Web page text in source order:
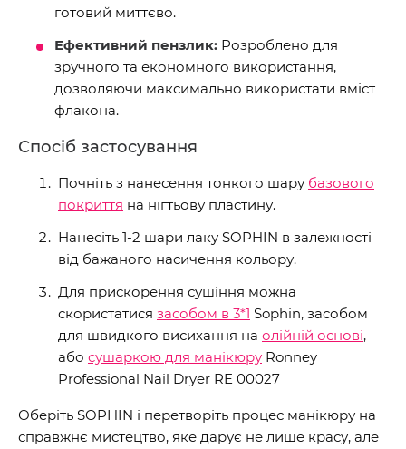
готовий миттєво.
Ефективний пензлик: Розроблено для
зручного та економного використання,
дозволяючи максимально використати вміст
флакона.
Спосіб застосування
Почніть з нанесення тонкого шару базового
покриття на нігтьову пластину.
Нанесіть 1-2 шари лаку SOPHIN в залежності
від бажаного насичення кольору.
Для прискорення сушіння можна
скористатися засобом в 3*1 Sophin, засобом
для швидкого висихання на олійній основі,
або сушаркою для манікюру Ronney
Professional Nail Dryer RE 00027
Оберіть SOPHIN і перетворіть процес манікюру на
справжнє мистецтво, яке дарує не лише красу, але